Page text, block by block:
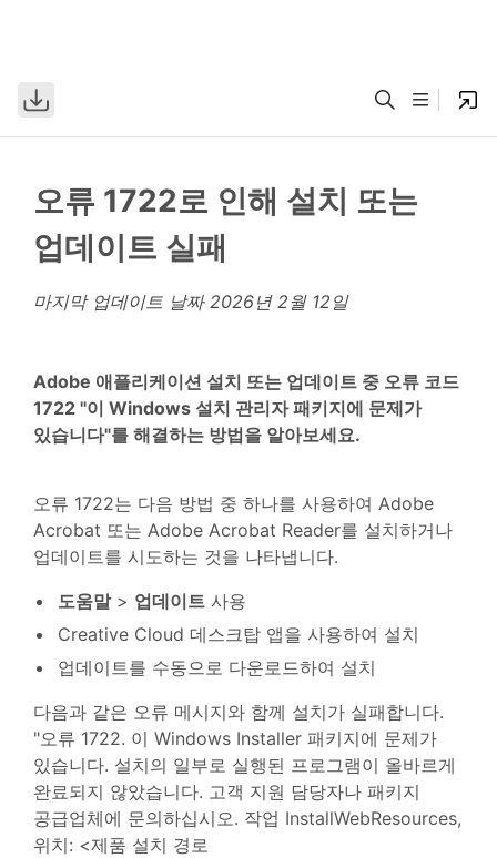
오류 1722로 인해 설치 또는
업데이트 실패
마지막 업데이트 날짜 2026년 2월 12일
Adobe 애플리케이션 설치 또는 업데이트 중 오류 코드
1722 "이 Windows 설치 관리자 패키지에 문제가
있습니다"를 해결하는 방법을 알아보세요.
오류 1722는 다음 방법 중 하나를 사용하여 Adobe
Acrobat 또는 Adobe Acrobat Reader를 설치하거나
업데이트를 시도하는 것을 나타냅니다.
도움말> 업데이트 사용
Creative Cloud 데스크탑 앱을 사용하여 설치
업데이트를 수동으로 다운로드하여 설치
다음과 같은 오류 메시지와 함께 설치가 실패합니다.
"오류 1722. 이 Windows Installer 패키지에 문제가
있습니다. 설치의 일부로 실행된 프로그램이 올바르게
완료되지 않았습니다. 고객 지원 담당자나 패키지
공급업체에 문의하십시오. 작업 InstallWebResources,
위치: <제품 설치 경로